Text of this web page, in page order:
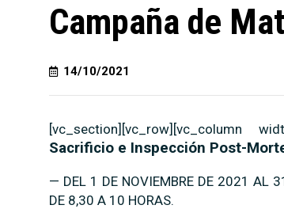
Campaña de
14/10/2021
[vc_section][vc_row][vc_column
Sacrificio e Inspección Post-
— DEL 1 DE NOVIEMBRE DE 2021 AL
DE 8,30 A 10 HORAS.